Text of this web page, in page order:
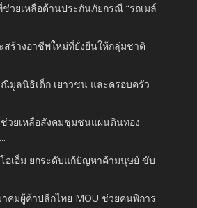
วยเหลือด้านประกันภัยกรณี “รถเมล์
สร้างอาชีพใหม่ที่ยั่งยืนให้กลุ่มชาติ
มูลนิธิเด็ก เยาวชน และครอบครัว
วยเหลือสังคมชุมชนแผ่นดินทอง
อเอ็ม ยกระดับแก้ปัญหาค้ามนุษย์ ขับ
คมผู้ค้าปลีกไทย MOU ช่วยคนพิการ